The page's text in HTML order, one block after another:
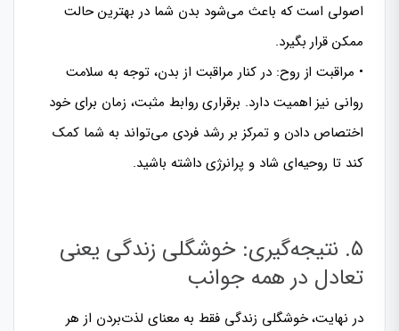
اصولی است که باعث می‌شود بدن شما در بهترین حالت
ممکن قرار بگیرد.
• مراقبت از روح: در کنار مراقبت از بدن، توجه به سلامت
روانی نیز اهمیت دارد. برقراری روابط مثبت، زمان برای خود
اختصاص دادن و تمرکز بر رشد فردی می‌تواند به شما کمک
کند تا روحیه‌ای شاد و پرانرژی داشته باشید.
۵. نتیجه‌گیری: خوشگلی زندگی یعنی
تعادل در همه جوانب
در نهایت، خوشگلی زندگی فقط به معنای لذت‌بردن از هر